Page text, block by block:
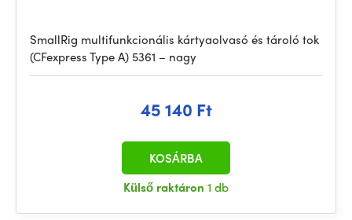
SmallRig multifunkcionális kártyaolvasó és tároló tok
(CFexpress Type A) 5361 – nagy
45 140 Ft
Külső raktáron 1 db
KOSÁRBA